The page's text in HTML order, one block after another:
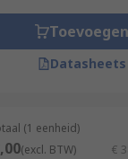
Toevoegen
Datasheets
(1 eenheid)
(excl. BTW) €